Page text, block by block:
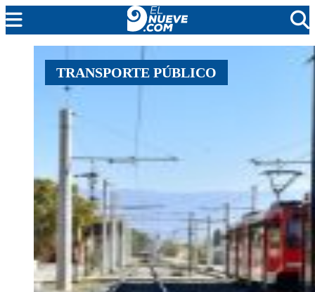
MENDOZA
CADA DÍA
ARGENTINA
NOTICIERO 9
EL NUEVE STREAMS
PROGRAMACIÓN
EN VIVO
TRANSPORTE PÚBLICO